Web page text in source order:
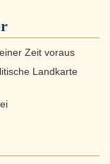
Zeit voraus
Landkarte